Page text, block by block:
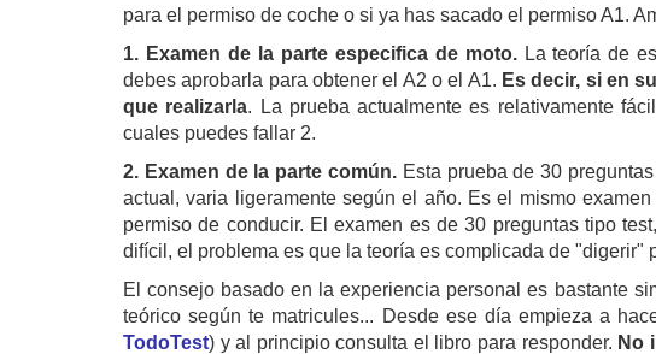
para el permiso de coche o si ya has sacado el permiso A1.
1. Examen de la parte especifica de moto.La teoría de
debes aprobarla para obtener el A2 o el A1. Es decir, si en
que realizarla. La prueba actualmente es relativamente
cuales puedes fallar 2.
2. Examen de la parte común. Esta prueba de 30
actual, varia ligeramente según el año. Es el mismo
permiso de conducir. El examen es de 30 preguntas tipo
difícil, el problema es que la teoría es complicada de "digerir"
El consejo basado en la experiencia personal es bastante
teórico según te matricules... Desde ese día empieza a
TodoTest) y al principio consulta el libro para responder. No